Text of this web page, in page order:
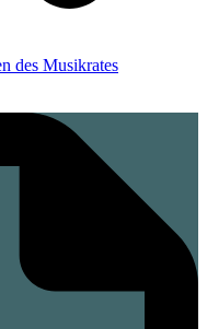
des Musikrates